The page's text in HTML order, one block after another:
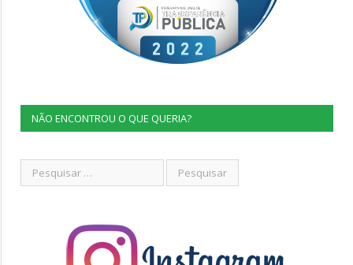
NÃO ENCONTROU O QUE QUERIA?